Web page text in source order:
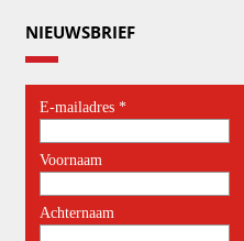
NIEUWSBRIEF